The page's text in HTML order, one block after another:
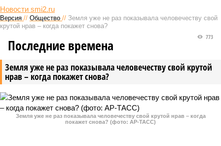
Новости smi2.ru
Версия // Общество // Земля уже не раз показывала человечеству свой
крутой нрав – когда покажет снова?
Земля уже не раз показывала человечеству свой крутой
нрав – когда покажет снова?
773
Последние времена
Земля уже не раз показывала человечеству свой крутой нрав – когда
покажет снова? (фото: АР-ТАСС)